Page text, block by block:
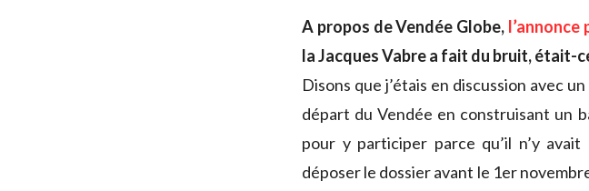
A propos de Vendée Globe, l’annonce
la Jacques Vabre a fait du bruit, était-
Disons que j’étais en discussion avec
départ du Vendée en construisant un
pour y participer parce qu’il n’y
déposer le dossier avant le 1er